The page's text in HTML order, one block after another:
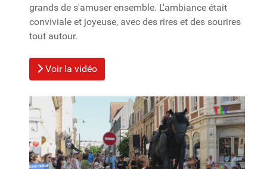
grands de s'amuser ensemble. L'ambiance était
conviviale et joyeuse, avec des rires et des sourires
tout autour.
Voir la vidéo